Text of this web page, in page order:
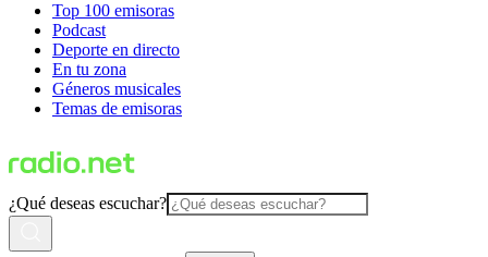
Top 100 emisoras
Podcast
Deporte en directo
En tu zona
Géneros musicales
Temas de emisoras
¿Qué deseas escuchar?